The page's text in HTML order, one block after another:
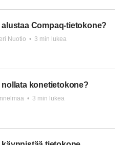
alustaa Compaq-tietokone?
Nuotio • 3 min lukea
nollata konetietokone?
• 3 min lukea